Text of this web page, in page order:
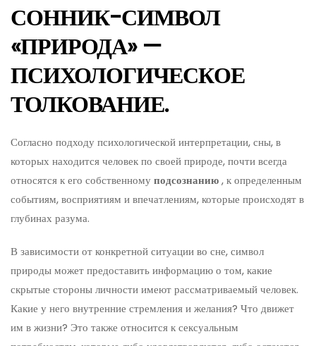
СОННИК-СИМВОЛ
«ПРИРОДА» —
ПСИХОЛОГИЧЕСКОЕ
ТОЛКОВАНИЕ.
Согласно подходу психологической интерпретации, сны, в
которых находится человек по своей природе, почти всегда
относятся к его собственномуподсознанию, к определенным
событиям, восприятиям и впечатлениям, которые происходят в
глубинах разума.
В зависимости от конкретной ситуации во сне, символ
природы может предоставить информацию о том, какие
скрытые стороны личности имеют рассматриваемый человек.
Какие у него внутренние стремления и желания? Что движет
им в жизни? Это также относится к сексуальным